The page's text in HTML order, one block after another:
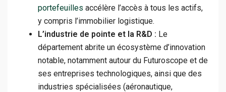
portefeuilles accélère l’accès à tous les actifs,
y compris l’immobilier logistique.
L’industrie de pointe et la R&D : Le
département abrite un écosystème d’innovation
notable, notamment autour du Futuroscope et de
ses entreprises technologiques, ainsi que des
industries spécialisées (aéronautique,